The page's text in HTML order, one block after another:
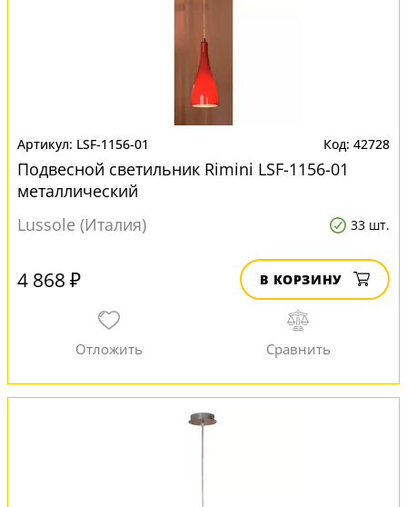
LSF-1156-01 42728
Подвесной светильник Rimini LSF-1156-01
металлический
Lussole (Италия)
33 шт.
4 868 ₽ В КОРЗИНУ